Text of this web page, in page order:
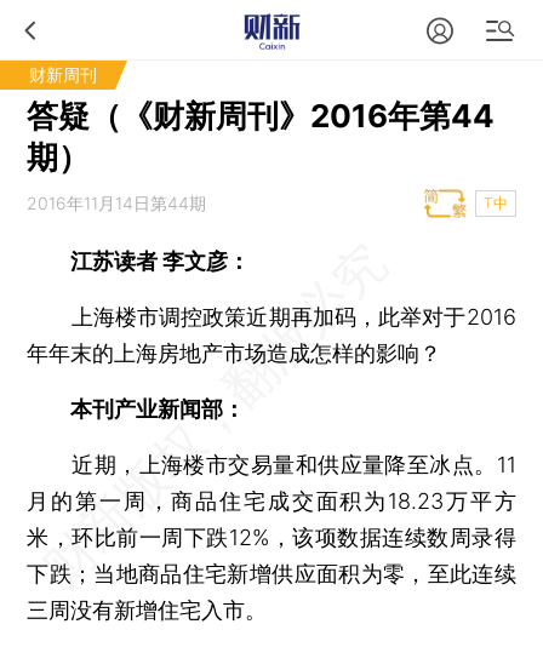
财新周刊
答疑（《财新周刊》2016年第44
期）
2016年11月14日第44期 T中
江苏读者 李文彦：
上海楼市调控政策近期再加码，此举对于2016
年年末的上海房地产市场造成怎样的影响？
本刊产业新闻部：
近期，上海楼市交易量和供应量降至冰点。11
月的第一周，商品住宅成交面积为18.23万平方
米，环比前一周下跌12%，该项数据连续数周录得
下跌；当地商品住宅新增供应面积为零，至此连续
三周没有新增住宅入市。